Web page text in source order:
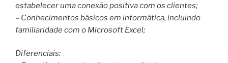
estabelecer uma conexão positiva com os clientes;
– Conhecimentos básicos em informática, incluindo
familiaridade com o Microsoft Excel;
Diferenciais: